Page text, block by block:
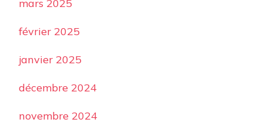
mars 2025
février 2025
janvier 2025
décembre 2024
novembre 2024